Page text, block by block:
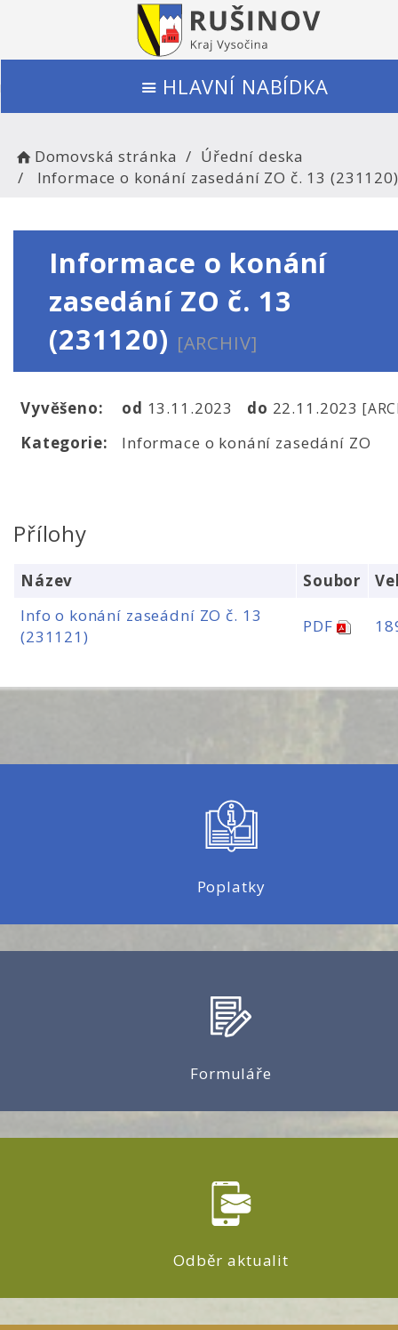
HLAVNÍ NABÍDKA
Domovská stránka
Úřední deska
Informace o konání zasedání ZO č. 13 (231120)
Informace o konání
zasedání ZO č. 13
(231120) [ARCHIV]
Vyvěšeno: od 13.11.2023 do 22.11.2023
Kategorie: Informace o konání zasedání ZO
Přílohy
Název Soubor
Info o konání zaseádní ZO č. 13
(231121)
PDF
Poplatky
Formuláře
Odběr aktualit